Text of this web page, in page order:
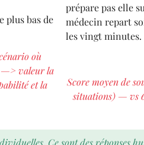
plus bas de
où
—> valeur la
et la
prépare pas elle
médecin repart
les vingt minutes.
Score moyen de
situations) — vs
Ce sont des réponses